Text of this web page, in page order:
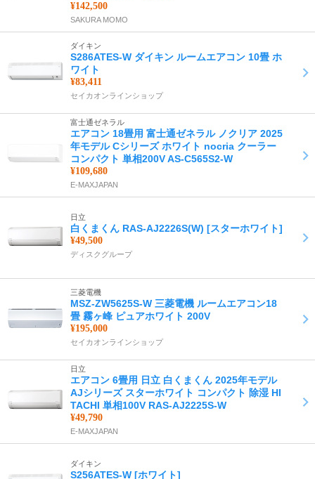
¥142,500
SAKURA MOMO
ダイキン
S286ATES-W ダイキン ルームエアコン 10畳 ホ
ワイト
¥83,411
セイカオンラインショップ
富士通ゼネラル
エアコン 18畳用 富士通ゼネラル ノクリア 2025
年モデル Cシリーズ ホワイト nocria クーラー
コンパクト 単相200V AS-C565S2-W
¥109,680
E-MAXJAPAN
日立
白くまくん RAS-AJ2226S(W) [スターホワイト]
¥49,500
ディスクグループ
三菱電機
MSZ-ZW5625S-W 三菱電機 ルームエアコン18
畳 霧ヶ峰 ピュアホワイト 200V
¥195,000
セイカオンラインショップ
日立
エアコン 6畳用 日立 白くまくん 2025年モデル
AJシリーズ スターホワイト コンパクト 除湿 HI
TACHI 単相100V RAS-AJ2225S-W
¥49,790
E-MAXJAPAN
ダイキン
S256ATES-W [ホワイト]